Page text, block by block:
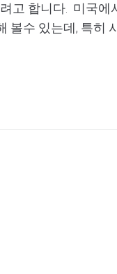
고 합니다. 미국에
볼수 있는데, 특히